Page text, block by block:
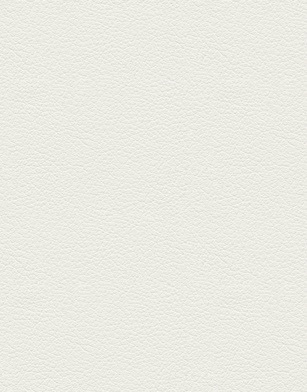
『白岳』を使った『旨み緑茶
割』で乾杯！
2026年3月13日放送
焼鳥おまかせ８本
健軍自衛隊通り『焼鳥 菖蒲谷』
で最高級の焼鳥を味わう。『銀
しろ...
2026年2月20日放送
1000円で飲めますｾｯﾄ＆
至福のﾊﾑｶﾂ など
東区の健軍電停のそば『居酒屋
食堂いしばしさん家』は、賑や
かでお...
2026年1月30日放送
焼き餃子＆海老チリ
栄通りの路地奥、隠れ家的な店
『富富飯店 新市街酒家』へ。２
階に...
2026年1月9日放送
酢だこ＆焼ぎょうざ
健軍で人吉の有名店のぎょうざ
を！『松龍軒健軍店』で、味わ
いの刻...
2025年12月19日放送